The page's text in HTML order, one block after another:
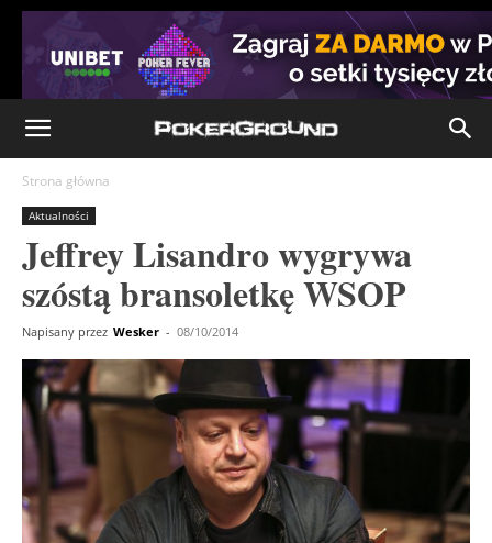
Strona główna
Aktualności
Jeffrey Lisandro wygrywa
szóstą bransoletkę WSOP
Napisany przez Wesker - 08/10/2014